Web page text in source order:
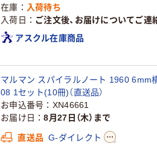
在庫
入荷待ち
入荷日
ご注文後、お届けについてご連
アスクル在庫商品
マルマン スパイラルノート 1960 6mm
08 1セット(10冊)（直送品）
お申込番号
XN46661
お届け日
8月27日（木）まで
直送品 G-ダイレクト